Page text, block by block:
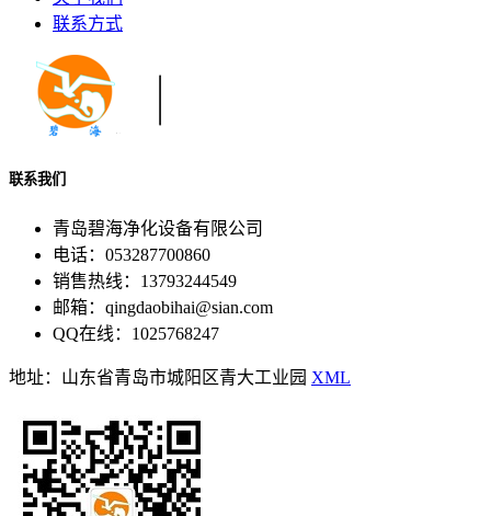
联系方式
联系我们
青岛碧海净化设备有限公司
电话：053287700860
销售热线：13793244549
邮箱：qingdaobihai@sian.com
QQ在线：1025768247
地址：山东省青岛市城阳区青大工业园 XML